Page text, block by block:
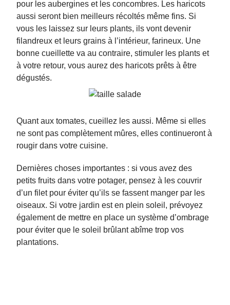
pour les aubergines et les concombres. Les haricots
aussi seront bien meilleurs récoltés même fins. Si
vous les laissez sur leurs plants, ils vont devenir
filandreux et leurs grains à l’intérieur, farineux. Une
bonne cueillette va au contraire, stimuler les plants et
à votre retour, vous aurez des haricots prêts à être
dégustés.
Quant aux tomates, cueillez les aussi. Même si elles
ne sont pas complètement mûres, elles continueront à
rougir dans votre cuisine.
Dernières choses importantes : si vous avez des
petits fruits dans votre potager, pensez à les couvrir
d’un filet pour éviter qu’ils se fassent manger par les
oiseaux. Si votre jardin est en plein soleil, prévoyez
également de mettre en place un système d’ombrage
pour éviter que le soleil brûlant abîme trop vos
plantations.